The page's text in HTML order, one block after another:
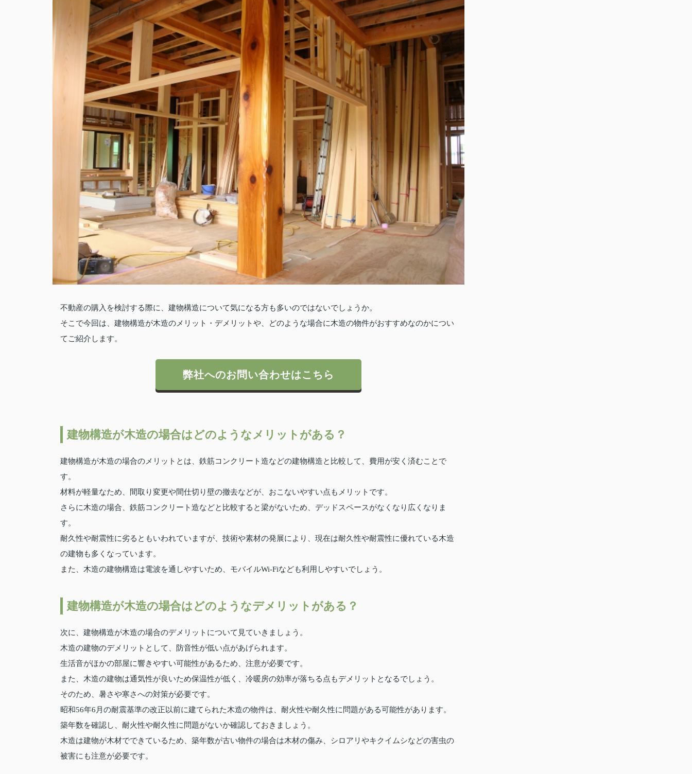
不動産の購入を検討する際に、建物構造について気になる方も多いのではないでしょうか。
そこで今回は、建物構造が木造の メリット・デメリットや、どのような場合に木造の物件がおすすめなのかについ
てご紹介します。
弊社へのお問い合わせはこちら
建物構造が木造の場合はどのようなメリットがある？
建物構造が木造の場合のメリットとは、鉄筋コンクリート造などの建物構造と比較して、費用が安く済むことで
す。
材料が軽量なため、間取り変更や間仕切り壁の撤去などが、おこないやすい点もメリットです。
さらに木造の場合、鉄筋コンクリート造などと比較すると梁がないため、デッドスペースがなくなり広くなりま
す。
耐久性や耐震性に劣るともいわれていますが、技術や素材の発展により、現在は耐久性や耐震性に優れている木造
の建物も多くなっています。
また、木造の建物構造は電波を通しやすいため、モバイルWi-Fiなども利用しやすいでしょう。
建物構造が木造の場合はどのようなデメリットがある？
次に、建物構造が木造の場合のデメリットについて見ていきましょう。
木造の建物のデメリットとして、防音性が低い点があげられます。
生活音がほかの部屋に響きやすい可能性があるため、注意が必要です。
また、木造の建物は通気性が良いため保温性が低く、冷暖房の効率が落ちる点もデメリットとなるでしょう。
そのため、暑さや寒さへの対策が必要です。
昭和56年6月の耐震基準の改正以前に建てられた木造の物件は、耐火性や耐久性に問題がある可能性があります。
築年数を確認し、耐火性や耐久性に問題がないか確認しておきましょう。
木造は建物が木材でできているため、築年数が古い物件の場合は木材の傷み、シロアリやキクイムシなどの害虫の
被害にも注意が必要です。